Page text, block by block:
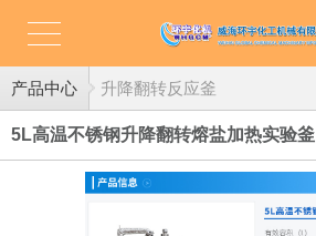
产品中心 升降翻转反应釜
5L高温不锈钢升降翻转熔盐加热实验釜